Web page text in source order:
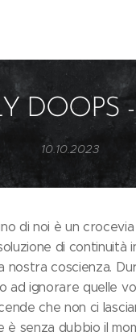
DOOPS -
10.10.2023
di noi è un
di continuità
nostra coscienza.
ad ignorare quelle
che non ci
è senza dubbio il